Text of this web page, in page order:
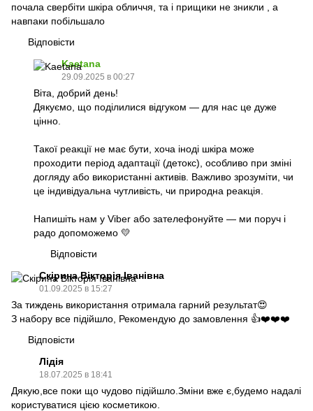
почала свербіти шкіра обличчя, та і прищики не зникли , а
навпаки побільшало
Відповісти
Kaetana
29.09.2025 в 00:27
Віта, добрий день!
Дякуємо, що поділилися відгуком — для нас це дуже
цінно.
Такої реакції не має бути, хоча іноді шкіра може
проходити період адаптації (детокс), особливо при зміні
догляду або використанні активів. Важливо зрозуміти, чи
це індивідуальна чутливість, чи природна реакція.
Напишіть нам у Viber або зателефонуйте — ми поруч і
радо допоможемо 💛
Відповісти
Скірина Вікторія Іванівна
01.09.2025 в 15:27
За тиждень використання отримала гарний результат😍
З набору все підійшло, Рекомендую до замовлення 👍❤️❤️❤️
Відповісти
Лідія
18.07.2025 в 18:41
Дякую,все поки що чудово підійшло.Зміни вже є,будемо надалі
користуватися цією косметикою.